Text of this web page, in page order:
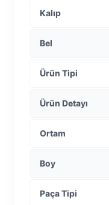
Kalıp
Bel
Ürün Tipi
Ürün Detayı
Ortam
Boy
Paça Tipi